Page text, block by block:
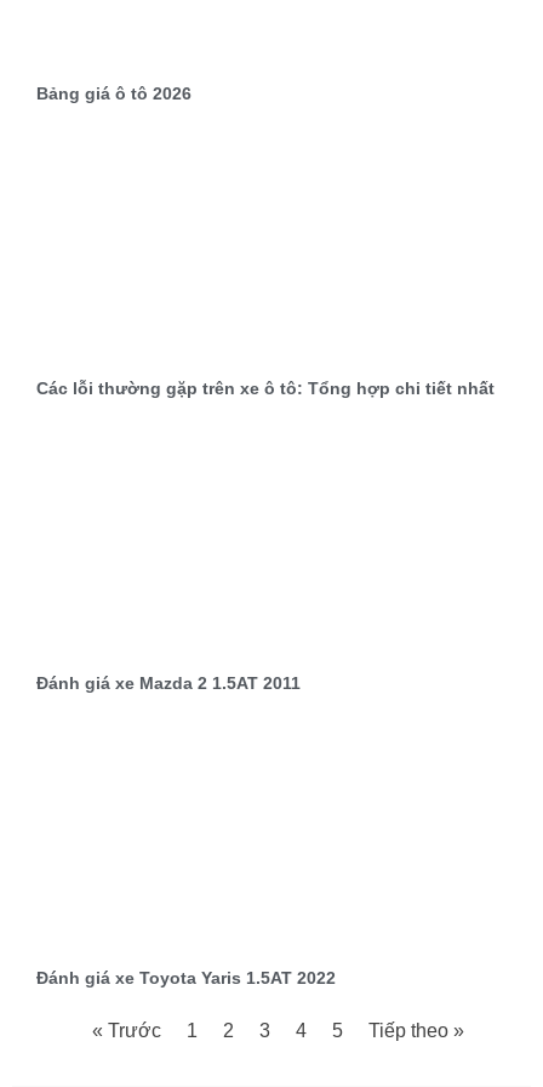
Bảng giá ô tô 2026
Các lỗi thường gặp trên xe ô tô: Tổng hợp chi tiết nhất
Đánh giá xe Mazda 2 1.5AT 2011
Đánh giá xe Toyota Yaris 1.5AT 2022
« Trước 1 2 3 4 5 Tiếp theo »